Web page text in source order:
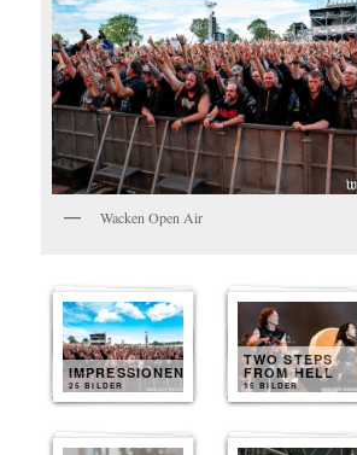
Wacken Open Air
IMPRESSIONEN
25 BILDER
TWO STEPS
FROM HELL
15 BILDER